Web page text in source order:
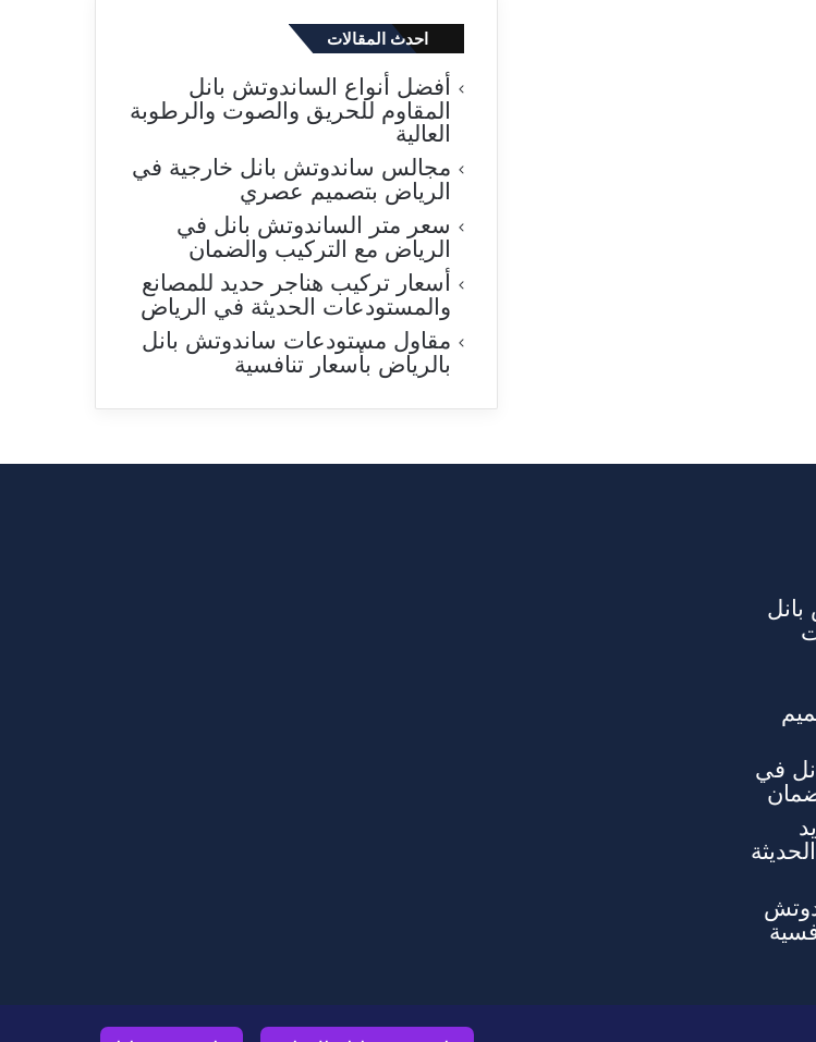
احدث المقالات
أفضل أنواع الساندوتش بانل
المقاوم للحريق والصوت والرطوبة
العالية
مجالس ساندوتش بانل خارجية في
الرياض بتصميم عصري
سعر متر الساندوتش بانل في
الرياض مع التركيب والضمان
أسعار تركيب هناجر حديد للمصانع
والمستودعات الحديثة في الرياض
مقاول مستودعات ساندوتش بانل
بالرياض بأسعار تنافسية
في